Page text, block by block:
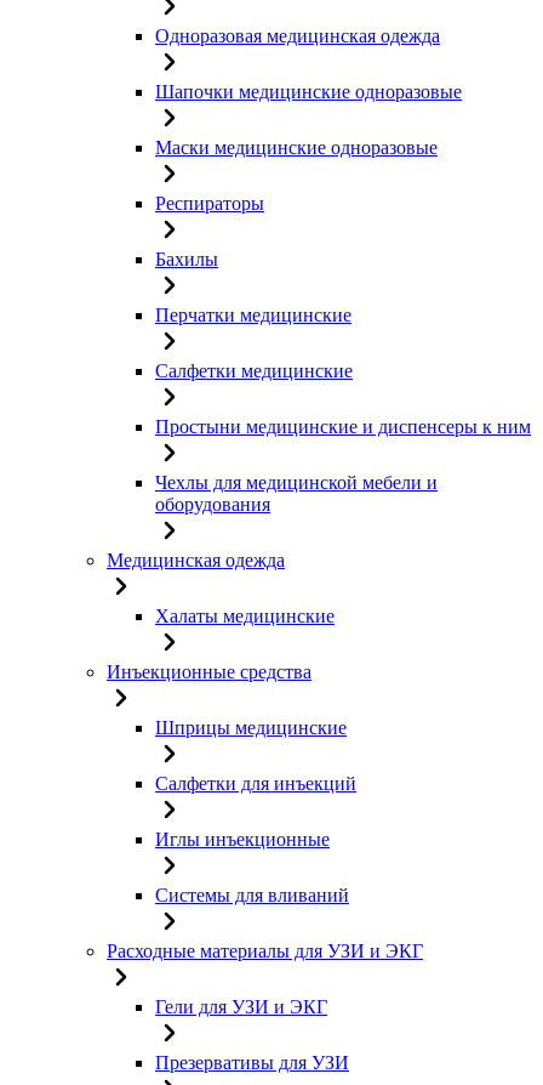
Одноразовая медицинская одежда
Шапочки медицинские одноразовые
Маски медицинские одноразовые
Респираторы
Бахилы
Перчатки медицинские
Салфетки медицинские
Простыни медицинские и диспенсеры к ним
Чехлы для медицинской мебели и
оборудования
Медицинская одежда
Халаты медицинские
Инъекционные средства
Шприцы медицинские
Салфетки для инъекций
Иглы инъекционные
Системы для вливаний
Расходные материалы для УЗИ и ЭКГ
Гели для УЗИ и ЭКГ
Презервативы для УЗИ